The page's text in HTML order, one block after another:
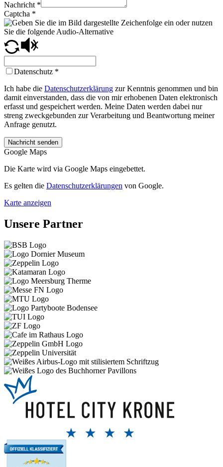
Nachricht *
Captcha *
Datenschutz *
Ich habe die Datenschutzerklärung zur Kenntnis genommen und bin
damit einverstanden, dass die von mir erhobenen Daten elektronisch
erfasst und gespeichert werden. Meine Daten werden dabei nur
streng zweckgebunden zur Verarbeitung und Beantwortung meiner
Anfrage genutzt.
Nachricht senden
Google Maps
Die Karte wird via Google Maps eingebettet.
Es gelten die Datenschutzerklärungen von Google.
Karte anzeigen
Unsere Partner